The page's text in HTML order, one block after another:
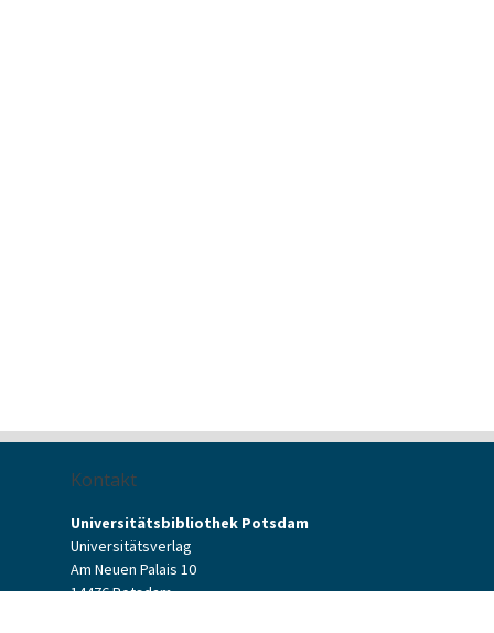
Kontakt
Universitätsbibliothek Potsdam
Universitätsverlag
Am Neuen Palais 10
14476 Potsdam